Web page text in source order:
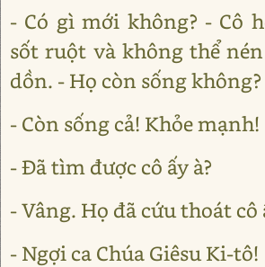
- Có gì mới không? - Cô
sốt ruột và không thể
dồn. - Họ còn sống không?
- Còn sống cả! Khỏe mạnh!
- Đã tìm được cô ấy à?
- Vâng. Họ đã cứu thoát cô
- Ngợi ca Chúa Giêsu Ki-tô!